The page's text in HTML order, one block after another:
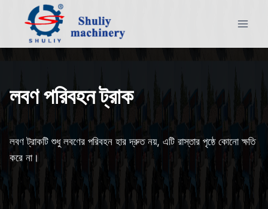
content
লবণ পরিবহন ট্রাক
লবণ ট্রাকটি শুধু লবণের পরিবহন হার দ্রুত নয়, এটি রাস্তার পৃষ্ঠে কোনো ক্ষতি
করে না।